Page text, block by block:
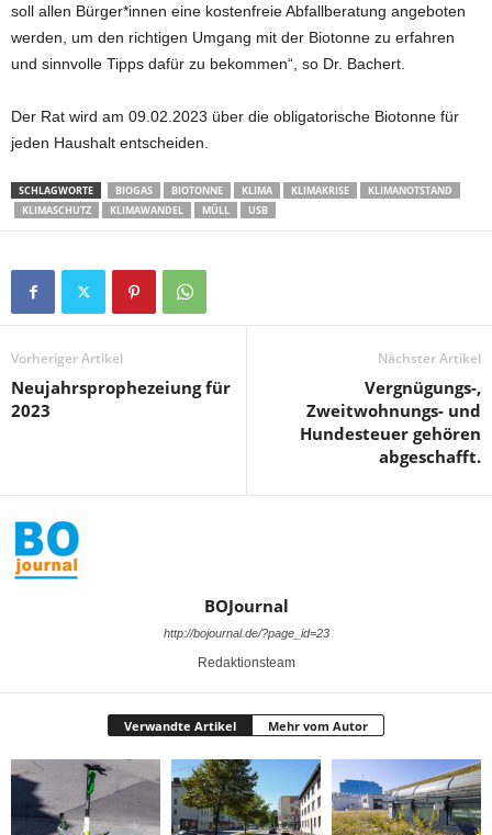
soll allen Bürger*innen eine kostenfreie Abfallberatung angeboten
werden, um den richtigen Umgang mit der Biotonne zu erfahren
und sinnvolle Tipps dafür zu bekommen“, so Dr. Bachert.
Der Rat wird am 09.02.2023 über die obligatorische Biotonne für
jeden Haushalt entscheiden.
SCHLAGWORTE BIOGAS BIOTONNE KLIMA KLIMAKRISE
KLIMANOTSTAND
KLIMASCHUTZ
KLIMAWANDEL MÜLL USB
Vorheriger Artikel
Neujahrsprophezeiung für
2023
Nächster Artikel
Vergnügungs-,
Zweitwohnungs- und
Hundesteuer gehören
abgeschafft.
BOJournal
http://bojournal.de/?page_id=23
Redaktionsteam
Verwandte Artikel Mehr vom Autor